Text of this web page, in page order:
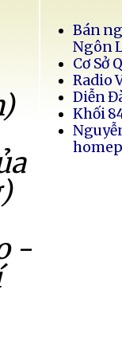
-
Bán
Ngôn
Cơ Sở
Radio
Diễn
Khối